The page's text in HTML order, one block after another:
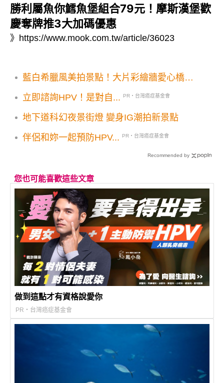
勝利屬魚你鱈魚堡組合79元！摩斯漢堡歡
慶奪牌推3大加碼優惠
》 https://www.mook.com.tw/article/36023
藍白希臘風美拍景點！大片彩繪牆愛心橋秒
立即諮詢HPV！是對自...
PR・台灣癌症基金會
地下道科幻夜景街燈 變身IG潮拍新景點
伴侶和妳一起預防HPV...
PR・台灣癌症基金會
Recommended by
您也可能喜歡這些文章
做到這點才有資格說愛你
PR・台灣癌症基金會